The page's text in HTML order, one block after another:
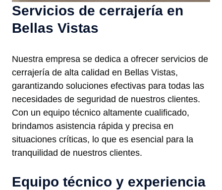
Servicios de cerrajería en
Bellas Vistas
Nuestra empresa se dedica a ofrecer servicios de
cerrajería de alta calidad en Bellas Vistas,
garantizando soluciones efectivas para todas las
necesidades de seguridad de nuestros clientes.
Con un equipo técnico altamente cualificado,
brindamos asistencia rápida y precisa en
situaciones críticas, lo que es esencial para la
tranquilidad de nuestros clientes.
Equipo técnico y experiencia